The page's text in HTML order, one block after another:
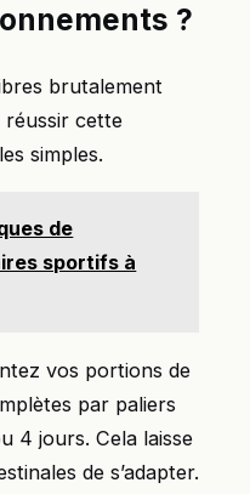
?
brutalement
cette
simples.
de
sportifs à
vos portions de
par paliers
4 jours. Cela laisse
de s’adapter.